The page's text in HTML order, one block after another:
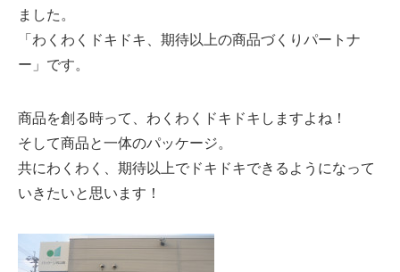
ました。
「わくわくドキドキ、期待以上の商品づくりパートナ
ー」です。
商品を創る時って、わくわくドキドキしますよね！
そして商品と一体のパッケージ。
共にわくわく、期待以上でドキドキできるようになって
いきたいと思います！